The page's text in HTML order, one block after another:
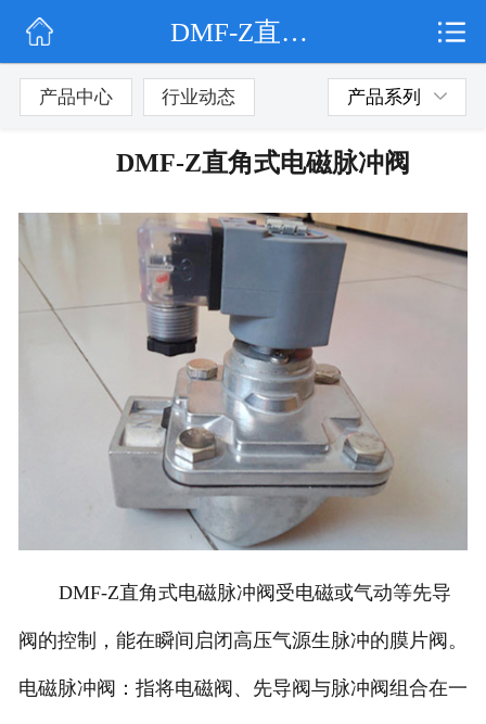
公司简介
联系我们
DMF-Z直角式电磁脉冲阀
产品中心 行业动态 产品系列
DMF-Z直角式电磁脉冲阀
DMF-Z直角式电磁脉冲阀受电磁或气动等先导
阀的控制，能在瞬间启闭高压气源生脉冲的膜片阀。
电磁脉冲阀：指将电磁阀、先导阀与脉冲阀组合在一